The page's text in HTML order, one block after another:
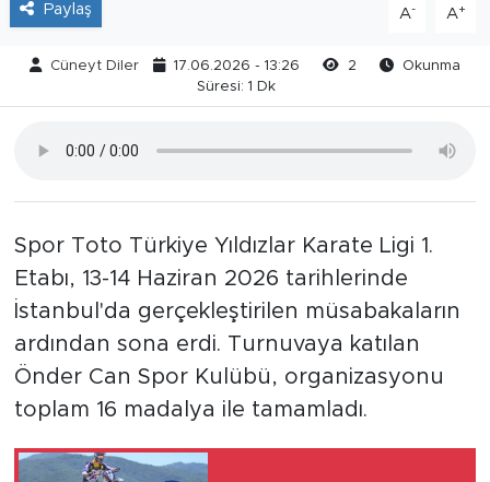
Paylaş A- A+
Cüneyt Diler 17.06.2026 - 13:26 2
Okunma
Süresi: 1 Dk
Spor Toto Türkiye Yıldızlar Karate Ligi 1.
Etabı, 13-14 Haziran 2026 tarihlerinde
İstanbul'da gerçekleştirilen müsabakaların
ardından sona erdi. Turnuvaya katılan
Önder Can Spor Kulübü, organizasyonu
toplam 16 madalya ile tamamladı.